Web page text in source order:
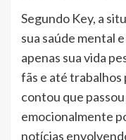
Segundo Key, a
sua saúde mental
apenas sua vida
fãs e até
contou que
emocionalmente
notícias